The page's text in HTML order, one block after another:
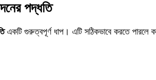
পদ্ধতি
একটি গুরুত্বপূর্ণ ধাপ। এটি সঠিকভাবে করতে পারলে